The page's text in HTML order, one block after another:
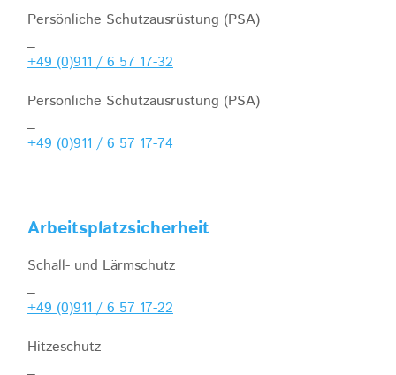
Persönliche Schutzausrüstung (PSA)
+49 (0)911 / 6 57 17-32
Persönliche Schutzausrüstung (PSA)
+49 (0)911 / 6 57 17-74
Arbeitsplatzsicherheit
Schall- und Lärmschutz
+49 (0)911 / 6 57 17-22
Hitzeschutz